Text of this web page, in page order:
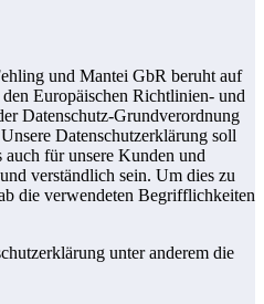
und Mantei GbR beruht auf
Europäischen Richtlinien- und
Datenschutz-Grundverordnung
Datenschutzerklärung soll
für unsere Kunden und
verständlich sein. Um dies zu
die verwendeten Begrifflichkeiten
unter anderem die